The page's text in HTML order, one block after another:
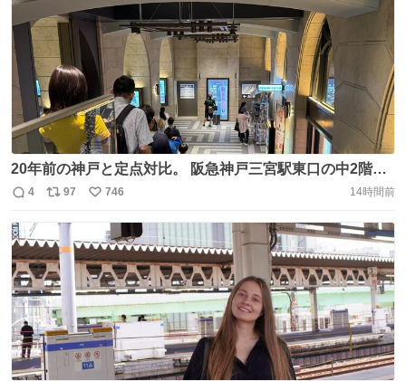
20年前の神戸と定点対比。 阪急神戸三宮駅東口の中2階よ
り。 このコンコースを追い求めてるのは、31年前に好きだ
がずっと引っ掛かり続けてるから。
https://t.co/94S2sfq63V
返
信
数
4
リ
ス
ト
数
97
い
ね
数
746 14時間前